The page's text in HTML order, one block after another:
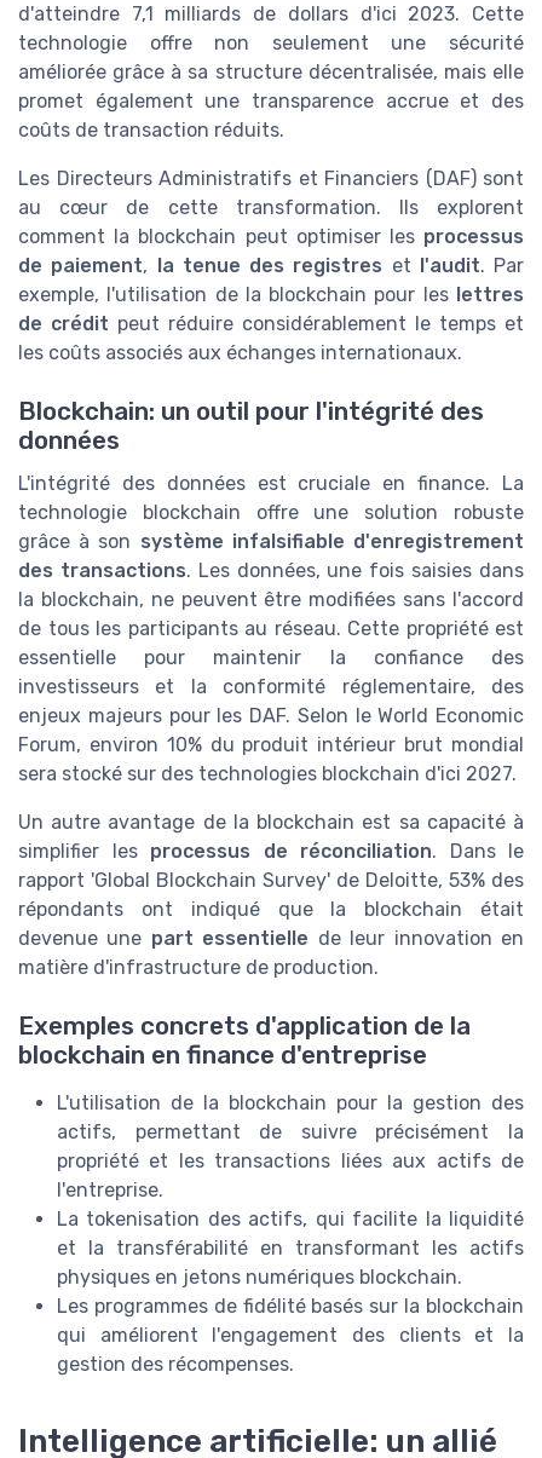
d'atteindre 7,1 milliards de dollars d'ici 2023. Cette
technologie offre non seulement une sécurité
améliorée grâce à sa structure décentralisée, mais elle
promet également une transparence accrue et des
coûts de transaction réduits.
Les Directeurs Administratifs et Financiers (DAF) sont
au cœur de cette transformation. Ils explorent
comment la blockchain peut optimiser les processus
de paiement, la tenue des registres et l'audit. Par
exemple, l'utilisation de la blockchain pour les lettres
de crédit peut réduire considérablement le temps et
les coûts associés aux échanges internationaux.
Blockchain: un outil pour l'intégrité des
données
L'intégrité des données est cruciale en finance. La
technologie blockchain offre une solution robuste
grâce à son système infalsifiable d'enregistrement
des transactions. Les données, une fois saisies dans
la blockchain, ne peuvent être modifiées sans l'accord
de tous les participants au réseau. Cette propriété est
essentielle pour maintenir la confiance des
investisseurs et la conformité réglementaire, des
enjeux majeurs pour les DAF. Selon le World Economic
Forum, environ 10% du produit intérieur brut mondial
sera stocké sur des technologies blockchain d'ici 2027.
Un autre avantage de la blockchain est sa capacité à
simplifier les processus de réconciliation. Dans le
rapport 'Global Blockchain Survey' de Deloitte, 53% des
répondants ont indiqué que la blockchain était
devenue une part essentielle de leur innovation en
matière d'infrastructure de production.
Exemples concrets d'application de la
blockchain en finance d'entreprise
L'utilisation de la blockchain pour la gestion des
actifs, permettant de suivre précisément la
propriété et les transactions liées aux actifs de
l'entreprise.
La tokenisation des actifs, qui facilite la liquidité
et la transférabilité en transformant les actifs
physiques en jetons numériques blockchain.
Les programmes de fidélité basés sur la blockchain
qui améliorent l'engagement des clients et la
gestion des récompenses.
Intelligence artificielle: un allié